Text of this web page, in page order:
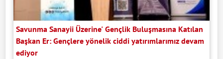
Savunma Sanayii Üzerine' Gençlik Buluşmasına Katılan
Başkan Er: Gençlere yönelik ciddi yatırımlarımız devam
ediyor